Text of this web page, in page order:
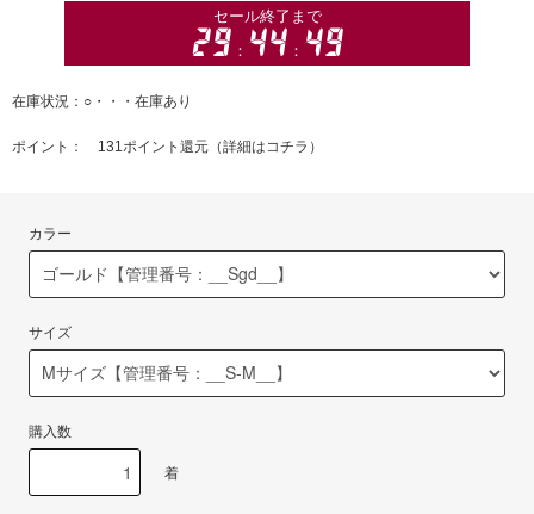
在庫状況：○・・・在庫あり
ポイント： 131ポイント還元（詳細はコチラ ）
カラー
サイズ
購入数
着